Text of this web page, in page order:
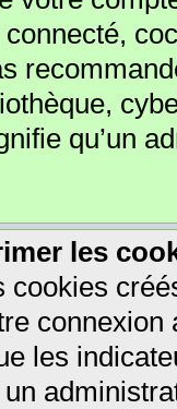
qu’un
les
cookies
les